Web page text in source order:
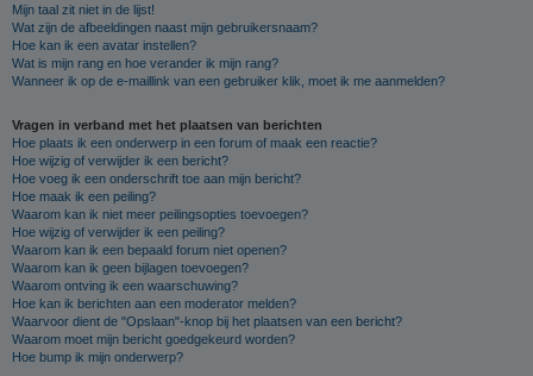
Mijn taal zit niet in de lijst!
Wat zijn de afbeeldingen naast mijn gebruikersnaam?
Hoe kan ik een avatar instellen?
Wat is mijn rang en hoe verander ik mijn rang?
Wanneer ik op de e-maillink van een gebruiker klik, moet ik me aanmelden?
Vragen in verband met het plaatsen van berichten
Hoe plaats ik een onderwerp in een forum of maak een reactie?
Hoe wijzig of verwijder ik een bericht?
Hoe voeg ik een onderschrift toe aan mijn bericht?
Hoe maak ik een peiling?
Waarom kan ik niet meer peilingsopties toevoegen?
Hoe wijzig of verwijder ik een peiling?
Waarom kan ik een bepaald forum niet openen?
Waarom kan ik geen bijlagen toevoegen?
Waarom ontving ik een waarschuwing?
Hoe kan ik berichten aan een moderator melden?
Waarvoor dient de "Opslaan"-knop bij het plaatsen van een bericht?
Waarom moet mijn bericht goedgekeurd worden?
Hoe bump ik mijn onderwerp?